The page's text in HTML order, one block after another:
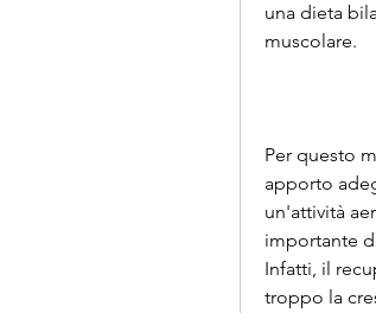
una dieta
muscolare.
Per questo
apporto
un'attività
importante
Infatti, il
troppo la